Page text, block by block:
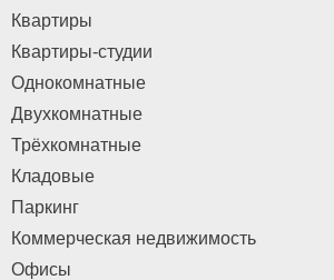
Квартиры
Квартиры-студии
Однокомнатные
Двухкомнатные
Трёхкомнатные
Кладовые
Паркинг
Коммерческая недвижимость
Офисы